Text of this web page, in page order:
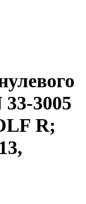
3005
R;